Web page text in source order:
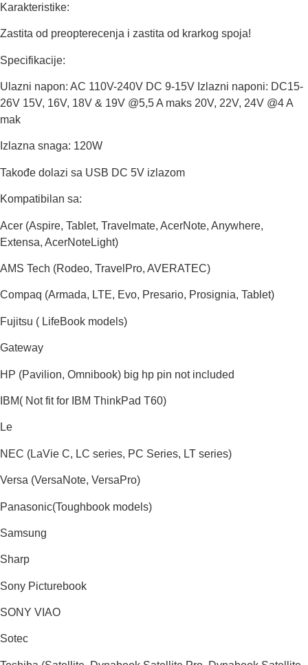
Karakteristike:
Zastita od preopterecenja i zastita od krarkog spoja!
Specifikacije:
Ulazni napon: AC 110V-240V DC 9-15V Izlazni naponi: DC15-
26V 15V, 16V, 18V & 19V @5,5 A maks 20V, 22V, 24V @4 A
mak
Izlazna snaga: 120W
Takođe dolazi sa USB DC 5V izlazom
Kompatibilan sa:
Acer (Aspire, Tablet, Travelmate, AcerNote, Anywhere,
Extensa, AcerNoteLight)
AMS Tech (Rodeo, TravelPro, AVERATEC)
Compaq (Armada, LTE, Evo, Presario, Prosignia, Tablet)
Fujitsu ( LifeBook models)
Gateway
HP (Pavilion, Omnibook) big hp pin not included
IBM( Not fit for IBM ThinkPad T60)
Le
NEC (LaVie C, LC series, PC Series, LT series)
Versa (VersaNote, VersaPro)
Panasonic(Toughbook models)
Samsung
Sharp
Sony Picturebook
SONY VIAO
Sotec